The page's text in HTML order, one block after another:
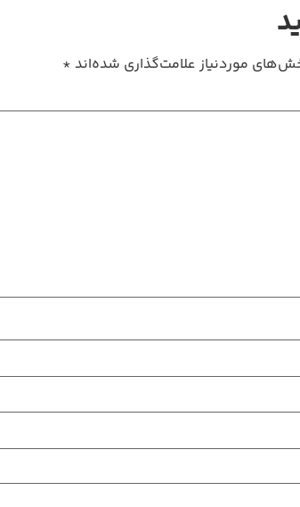
موردنیاز علامت‌گذاری شده‌اند *